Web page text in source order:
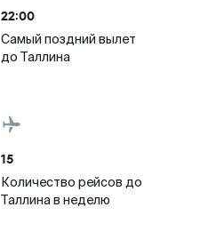
22:00
Самый поздний вылет
до Таллина
15
Количество рейсов до
Таллина в неделю